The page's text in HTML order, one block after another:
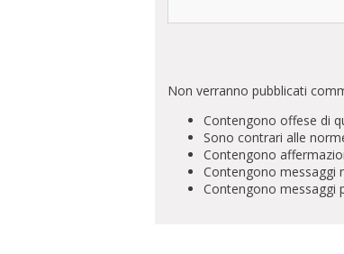
Non verranno pubblicati
Contengono offese di
Sono contrari alle
Contengono
Contengono messaggi
Contengono messaggi